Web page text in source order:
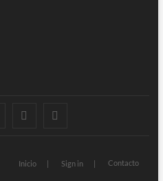
twitter instagram
Inicio Sign in Contacto